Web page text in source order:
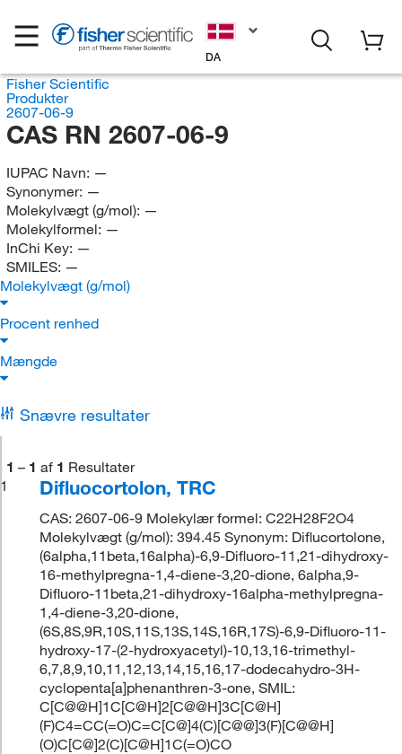
DA
Fisher Scientific
Produkter
2607-06-9
CAS RN 2607-06-9
IUPAC Navn: —
Synonymer: —
Molekylvægt (g/mol): —
Molekylformel: —
InChi Key: —
SMILES: —
Molekylvægt (g/mol)
Procent renhed
Mængde
Snævre resultater
1 – 1 af 1 Resultater
1
Difluocortolon, TRC
CAS: 2607-06-9 Molekylær formel: C22H28F2O4
Molekylvægt (g/mol): 394.45 Synonym: Diflucortolone,
(6alpha,11beta,16alpha)-6,9-Difluoro-11,21-dihydroxy-
16-methylpregna-1,4-diene-3,20-dione, 6alpha,9-
Difluoro-11beta,21-dihydroxy-16alpha-methylpregna-
1,4-diene-3,20-dione,
(6S,8S,9R,10S,11S,13S,14S,16R,17S)-6,9-Difluoro-11-
hydroxy-17-(2-hydroxyacetyl)-10,13,16-trimethyl-
6,7,8,9,10,11,12,13,14,15,16,17-dodecahydro-3H-
cyclopenta[a]phenanthren-3-one, SMIL:
C[C@@H]1C[C@H]2[C@@H]3C[C@H]
(F)C4=CC(=O)C=C[C@]4(C)[C@@]3(F)[C@@H]
(O)C[C@]2(C)[C@H]1C(=O)CO